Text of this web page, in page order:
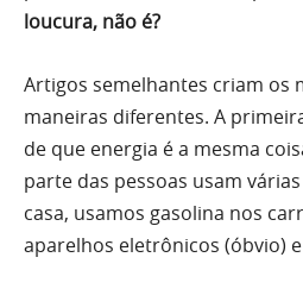
loucura, não é?
Artigos semelhantes criam os
maneiras diferentes. A
de que energia é a mesma
parte das pessoas usam
casa, usamos gasolina nos
aparelhos eletrônicos (óbvio)